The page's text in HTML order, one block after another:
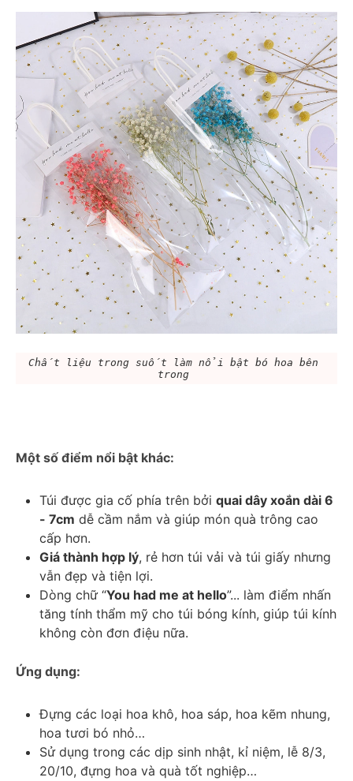
Chất liệu trong suốt làm nổi bật bó hoa bên
trong
Một số điểm nổi bật khác:
Túi được gia cố phía trên bởi quai dây xoắn dài 6
- 7cm dễ cầm nắm và giúp món quà trông cao
cấp hơn.
Giá thành hợp lý, rẻ hơn túi vải và túi giấy nhưng
vẫn đẹp và tiện lợi.
Dòng chữ “You had me at hello”... làm điểm nhấn
tăng tính thẩm mỹ cho túi bóng kính, giúp túi kính
không còn đơn điệu nữa.
Ứng dụng:
Đựng các loại hoa khô, hoa sáp, hoa kẽm nhung,
hoa tươi bó nhỏ…
Sử dụng trong các dịp sinh nhật, kỉ niệm, lễ 8/3,
20/10, đựng hoa và quà tốt nghiệp…